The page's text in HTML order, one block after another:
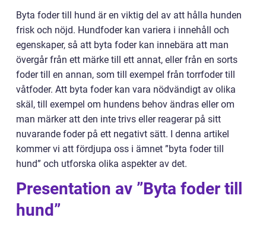
Byta foder till hund är en viktig del av att hålla hunden
frisk och nöjd. Hundfoder kan variera i innehåll och
egenskaper, så att byta foder kan innebära att man
övergår från ett märke till ett annat, eller från en sorts
foder till en annan, som till exempel från torrfoder till
våtfoder. Att byta foder kan vara nödvändigt av olika
skäl, till exempel om hundens behov ändras eller om
man märker att den inte trivs eller reagerar på sitt
nuvarande foder på ett negativt sätt. I denna artikel
kommer vi att fördjupa oss i ämnet ”byta foder till
hund” och utforska olika aspekter av det.
Presentation av ”Byta foder till
hund”